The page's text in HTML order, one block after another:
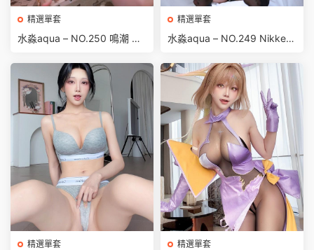
精選單套
水淼aqua – NO.250 鳴潮 長
精選單套
水淼aqua – NO.249 Nikke勝
[54P-78MB]
精選單套 精選單套